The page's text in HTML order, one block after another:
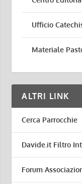
Ufficio
Materiale
ALTRI LINK
Cerca Parrocchie
Davide.it Filtro
Forum